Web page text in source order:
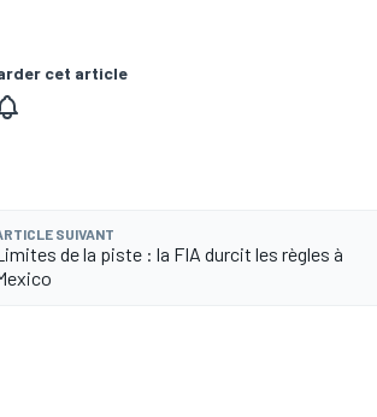
cet article
SUIVANT
de la piste : la FIA durcit les règles à